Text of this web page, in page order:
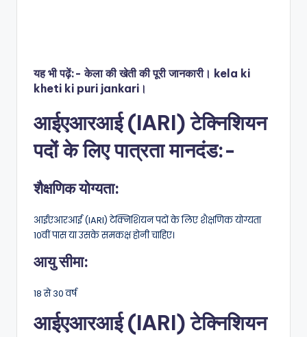
यह भी पढ़ें:-केला की खेती की पूरी जानकारी। kela ki
kheti ki puri jankari।
आईएआरआई (IARI) टेक्निशियन
पदों के लिए पात्रता मानदंड:-
शैक्षणिक योग्यता:
आईएआरआई (IARI) टेक्निशियन पदों के लिए शैक्षणिक योग्यता
10वीं पास या उसके समकक्ष होनी चाहिए।
आयु सीमा:
18 से 30 वर्ष
आईएआरआई (IARI) टेक्निशियन